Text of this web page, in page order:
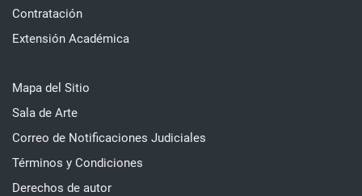
Contratación
Extensión Académica
Mapa del Sitio
Sala de Arte
Correo de Notificaciones Judiciales
Términos y Condiciones
Derechos de autor